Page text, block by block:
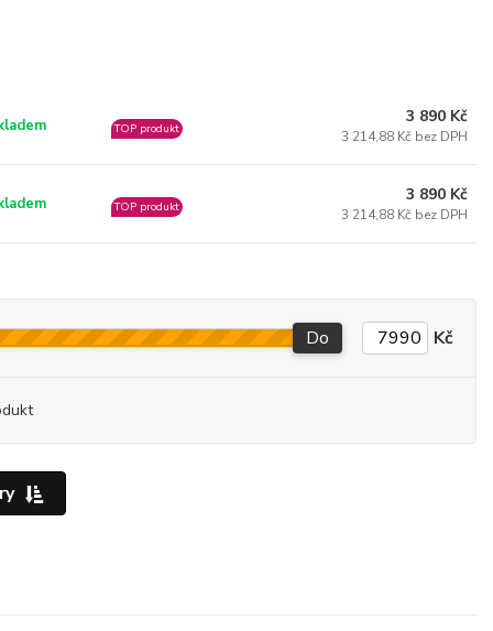
TOP produkt
3 890 Kč
3 214,88 Kč bez DPH
TOP produkt
3 890 Kč
3 214,88 Kč bez DPH
Do Kč